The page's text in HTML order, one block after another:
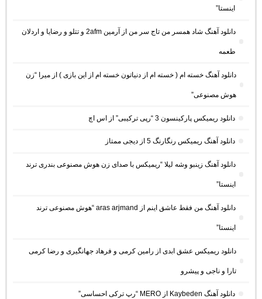
اینستا”
دانلود آهنگ شاد همسر من تاج سر من از آرمین 2afm و تتلو و رضایا و اردلان
طعمه
دانلود آهنگ خسته ام ( خسته ام از دنیاتون خسته ام از این بازی ) از میرا “زن
هوش مصنوعی”
دانلود ریمیکس پارکینسون 3 “رپی ترکیبی” از اس اچ
دانلود آهنگ ریمیکس رنگارنگ 5 از دیجی ممتاز
دانلود آهنگ زینبو وشه لیلا “ریمیکس با صدای زن هوش مصنوعی بندری ترند
اینستا”
دانلود آهنگ من فقط عاشق اینم از aras arjmand “هوش مصنوعی ترند
اینستا”
دانلود ریمیکس عشق ابدی از رامین کرمی و فرهاد جهانگیری و رضا کرمی
تارا و ناجی و پیشرو
دانلود آهنگ Kaybeden از MERO “رپ ترکی احساسی”